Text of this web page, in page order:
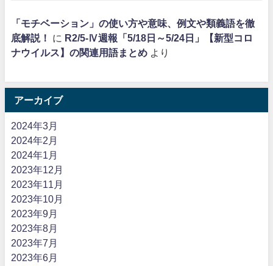
「モチベーション」の使い方や意味、例文や類義語を徹
底解説！
に R2/5-Ⅳ週報「5/18日～5/24日」【新型コロ
ナウイルス】の関連用語まとめ より
アーカイブ
2024年3月
2024年2月
2024年1月
2023年12月
2023年11月
2023年10月
2023年9月
2023年8月
2023年7月
2023年6月